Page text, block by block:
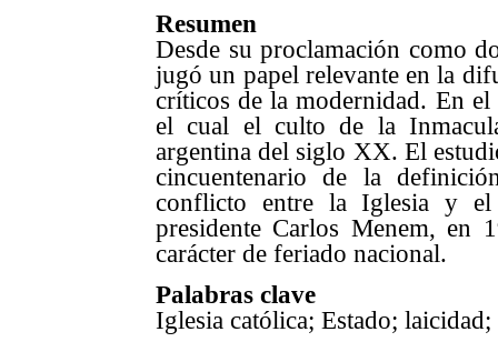
Resumen
Desde su proclamación como
jugó un papel relevante en la
críticos de la modernidad. En
el cual el culto de la
argentina del siglo XX. El
cincuentenario de la
conflicto entre la Iglesia y
presidente Carlos Menem, en
carácter de feriado nacional.
Palabras clave
Iglesia católica; Estado;